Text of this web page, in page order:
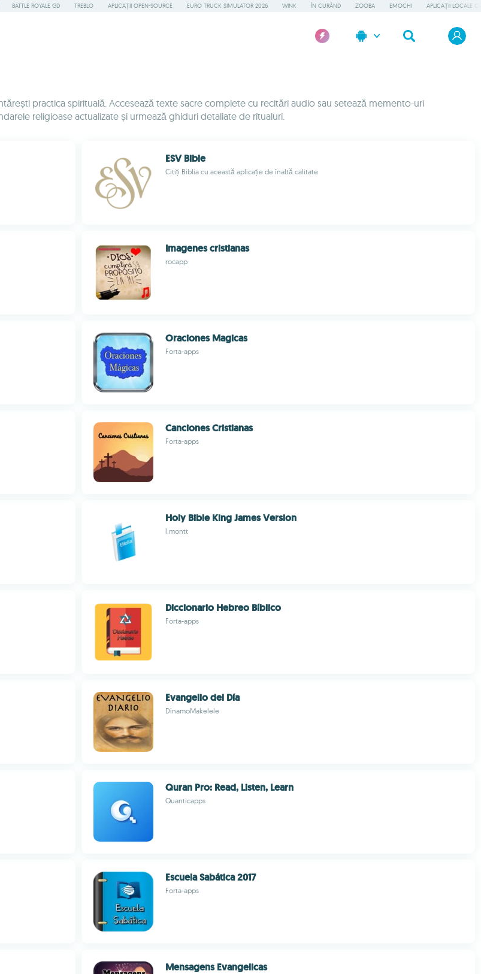
BATTLE ROYALE GD TREBLO APLICAȚII OPEN-SOURCE EURO TRUCK SIMULATOR 2026 WINK ÎN CURÂND ZOOBA EMOCHI APLICAȚII LOCALE
practica spirituală. Accesează texte sacre complete cu recitări audio sau setează memento-uri
religioase actualizate și urmează ghiduri detaliate de ritualuri.
ESV Bible
Citiți Biblia cu această aplicație de înaltă calitate
Imagenes cristianas
rocapp
Oraciones Magicas
Forta-apps
Canciones Cristianas
Forta-apps
Holy Bible King James Version
l.montt
Diccionario Hebreo Bíblico
Forta-apps
Evangelio del Día
DinamoMakelele
Quran Pro: Read, Listen, Learn
Quanticapps
Escuela Sabática 2017
Forta-apps
Mensagens Evangelicas